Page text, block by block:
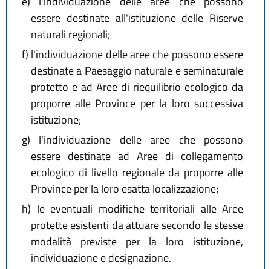
essere destinate all'istituzione delle Riserve
naturali regionali;
f) l'individuazione delle aree che possono essere
destinate a Paesaggio naturale e seminaturale
protetto e ad Aree di riequilibrio ecologico da
proporre alle Province per la loro successiva
istituzione;
g) l'individuazione delle aree che possono
essere destinate ad Aree di collegamento
ecologico di livello regionale da proporre alle
Province per la loro esatta localizzazione;
h) le eventuali modifiche territoriali alle Aree
protette esistenti da attuare secondo le stesse
modalità previste per la loro istituzione,
individuazione e designazione.